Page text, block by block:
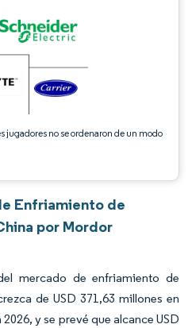
jugadores no se ordenaron de un modo
Enfriamiento de
por Mordor
mercado de enfriamiento de
de USD 371,63 millones en
y se prevé que alcance USD